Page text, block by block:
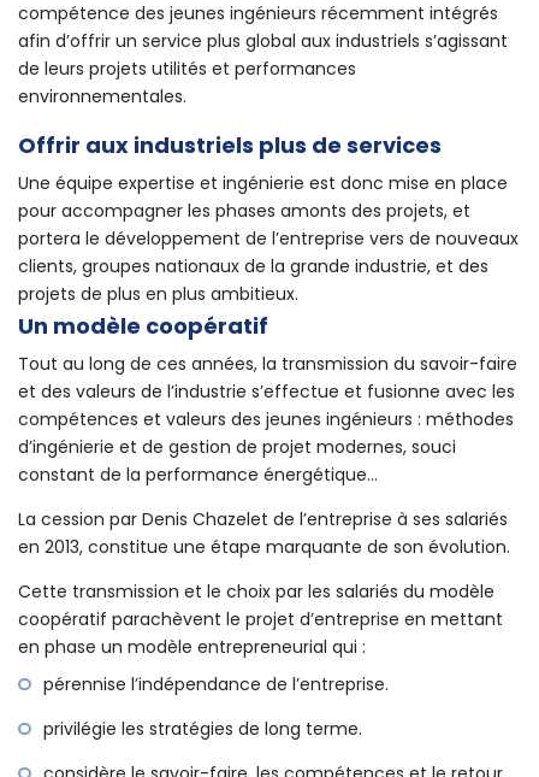
compétence des jeunes ingénieurs récemment intégrés
afin d’offrir un service plus global aux industriels s’agissant
de leurs projets utilités et performances
environnementales.
Offrir aux industriels plus de services
Une équipe expertise et ingénierie est donc mise en place
pour accompagner les phases amonts des projets, et
portera le développement de l’entreprise vers de nouveaux
clients, groupes nationaux de la grande industrie, et des
projets de plus en plus ambitieux.
Un modèle coopératif
Tout au long de ces années, la transmission du savoir-faire
et des valeurs de l’industrie s’effectue et fusionne avec les
compétences et valeurs des jeunes ingénieurs : méthodes
d’ingénierie et de gestion de projet modernes, souci
constant de la performance énergétique…
La cession par Denis Chazelet de l’entreprise à ses salariés
en 2013, constitue une étape marquante de son évolution.
Cette transmission et le choix par les salariés du modèle
coopératif parachèvent le projet d’entreprise en mettant
en phase un modèle entrepreneurial qui :
pérennise l’indépendance de l’entreprise.
privilégie les stratégies de long terme.